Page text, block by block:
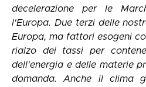
decelerazione per le
l'Europa. Due terzi delle
Europa, ma fattori esogeni
rialzo dei tassi per
dell'energia e delle materie
domanda. Anche il clima